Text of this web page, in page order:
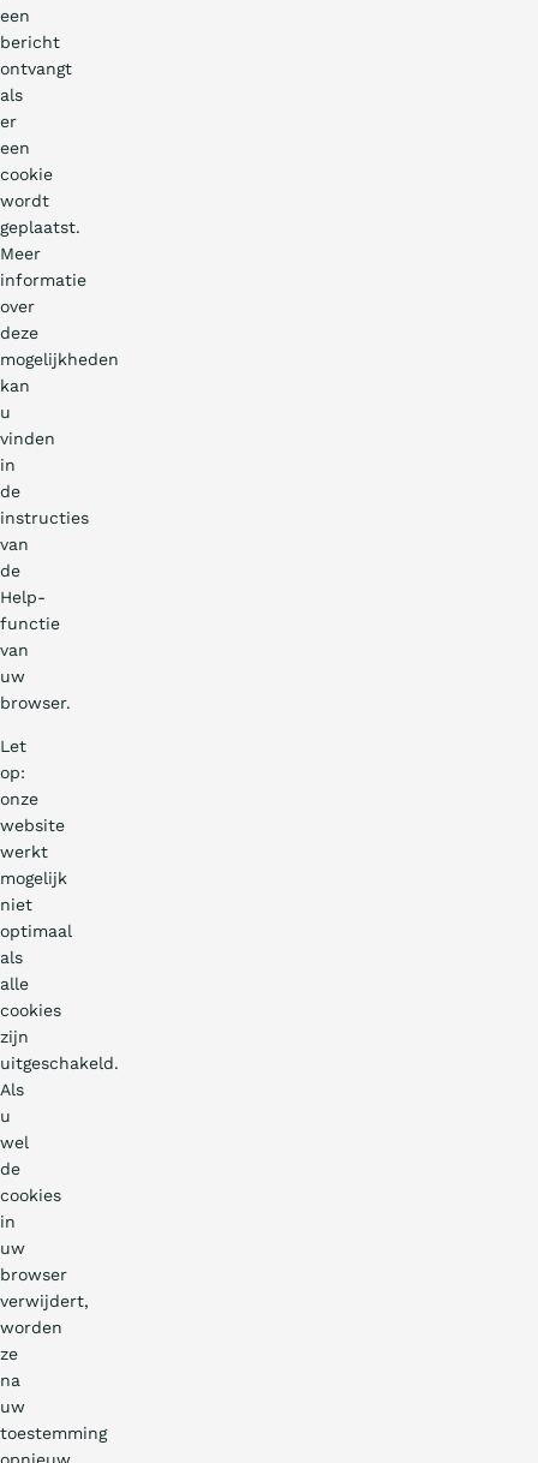
een
bericht
ontvangt
als
er
een
cookie
wordt
geplaatst.
Meer
informatie
over
deze
mogelijkheden
kan
u
vinden
in
de
instructies
van
de
Help-
functie
van
uw
browser.
Let
op:
onze
website
werkt
mogelijk
niet
optimaal
als
alle
cookies
zijn
uitgeschakeld.
Als
u
wel
de
cookies
in
uw
browser
verwijdert,
worden
ze
na
uw
toestemming